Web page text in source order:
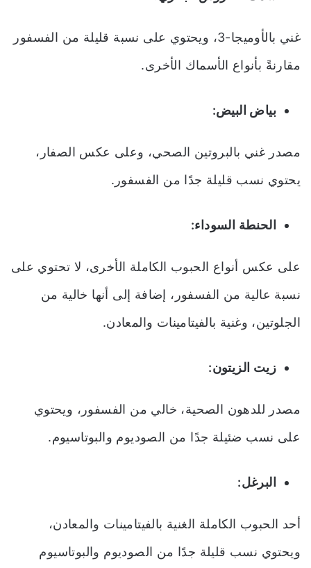
غني بالأوميجا-3، ويحتوي على نسبة قليلة من الفسفور
مقارنةً بأنواع الأسماك الأخرى.
بياض البيض:
مصدر غني بالبروتين الصحي، وعلى عكس الصفار،
يحتوي نسب قليلة جدًا من الفسفور.
الحنطة السوداء:
على عكس أنواع الحبوب الكاملة الأخرى، لا تحتوي على
نسبة عالية من الفسفور، إضافة إلى أنها خالية من
الجلوتين، وغنية بالفيتامينات والمعادن.
زيت الزيتون:
مصدر للدهون الصحية، خالي من الفسفور، ويحتوي
على نسب ضئيلة جدًا من الصوديوم والبوتاسيوم.
البرغل:
أحد الحبوب الكاملة الغنية بالفيتامينات والمعادن،
ويحتوي نسب قليلة جدًا من الصوديوم والبوتاسيوم